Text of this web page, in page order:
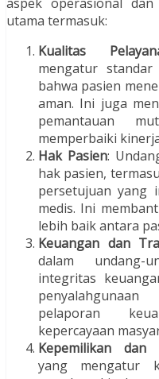
aspek operasional dan
utama termasuk:
Kualitas
mengatur standar
bahwa pasien
aman. Ini juga
pemantauan
memperbaiki
Hak Pasien:
hak pasien,
persetujuan yang
medis. Ini
lebih baik antara
Keuangan dan
dalam undang-
integritas
pelaporan
kepercayaan
Kepemilikan dan
yang mengatur